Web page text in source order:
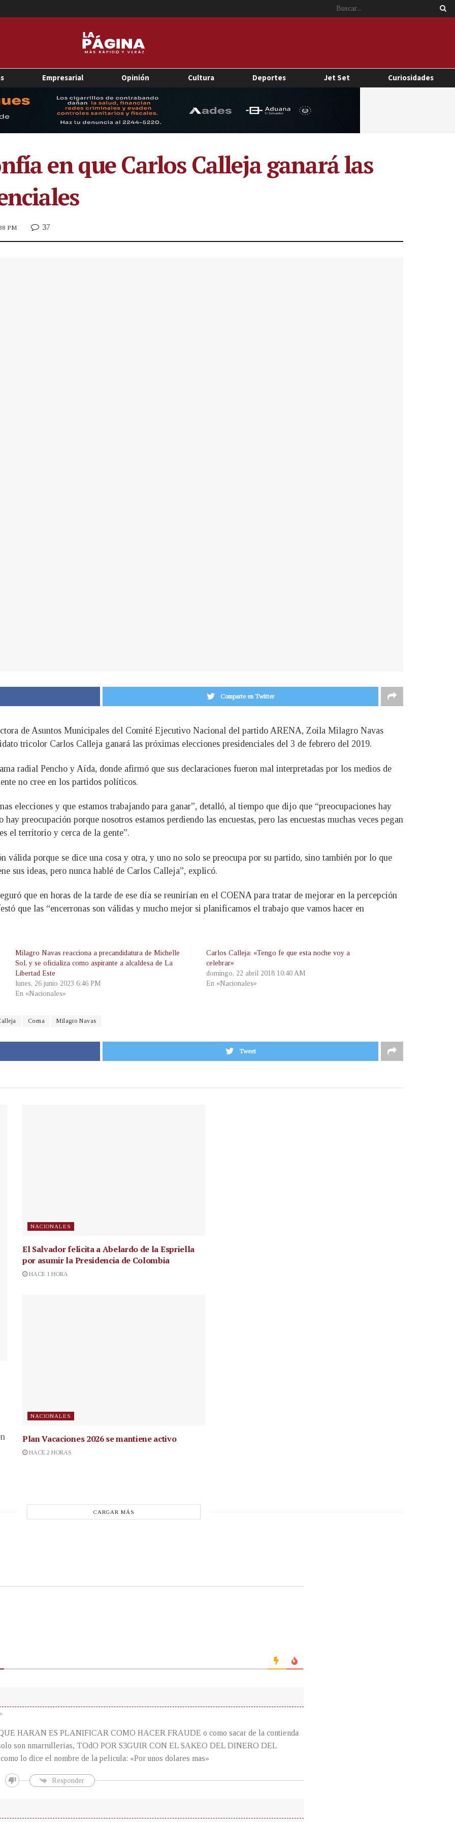
Empresarial Opinión Cultura Deportes Jet Set Curiosidades
en que Carlos Calleja ganará las
PM 37
Comparte en Twitter
de Asuntos Municipales del Comité Ejecutivo Nacional del partido ARENA, Zoila Milagro Navas
tricolor Carlos Calleja ganará las próximas elecciones presidenciales del 3 de febrero del 2019.
radial Pencho y Aída, donde afirmó que sus declaraciones fueron mal interpretadas por los medios de
no cree en los partidos políticos.
elecciones y que estamos trabajando para ganar”, detalló, al tiempo que dijo que “preocupaciones hay
preocupación porque nosotros estamos perdiendo las encuestas, pero las encuestas muchas veces pegan
el territorio y cerca de la gente”.
válida porque se dice una cosa y otra, y uno no solo se preocupa por su partido, sino también por lo que
sus ideas, pero nunca hablé de Carlos Calleja”, explicó.
que en horas de la tarde de ese día se reunirían en el COENA para tratar de mejorar en la percepción
que las “encerronas son válidas y mucho mejor si planificamos el trabajo que vamos hacer en
Milagro Navas reacciona a precandidatura de Michelle
Sol, y se oficializa como aspirante a alcaldesa de La
Libertad Este
lunes, 26 junio 2023 6:46 PM
En «Nacionales»
Carlos Calleja: «Tengo fe que esta noche voy a
celebrar»
domingo, 22 abril 2018 10:40 AM
En «Nacionales»
Coena Milagro Navas
Tweet
NACIONALES
El Salvador felicita a Abelardo de la Espriella
por asumir la Presidencia de Colombia
HACE 1 HORA
NACIONALES
Plan Vacaciones 2026 se mantiene activo
HACE 2 HORAS
CARGAR MÁS
HARAN ES PLANIFICAR COMO HACER FRAUDE o como sacar de la contienda
son nmarrullerias, TOdO POR S3GUIR CON EL SAKEO DEL DINERO DEL
lo dice el nombre de la pelicula: «Por unos dolares mas»
Responder